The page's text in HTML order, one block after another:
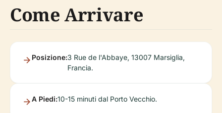
Come Arrivare
Posizione:3 Rue de l'Abbaye, 13007 Marsiglia,
Francia.
A Piedi:10-15 minuti dal Porto Vecchio.